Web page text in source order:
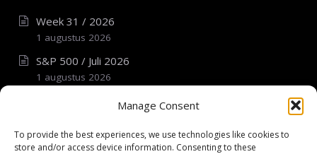
Manage Consent
To provide the best experiences, we use technologies like cookies to
store and/or access device information. Consenting to these
Week 31 / 2026
1 augustus 2026
S&P 500 / Juli 2026
1 augustus 2026
DAX 40 / Juli 2026
AEX / Juli 2026